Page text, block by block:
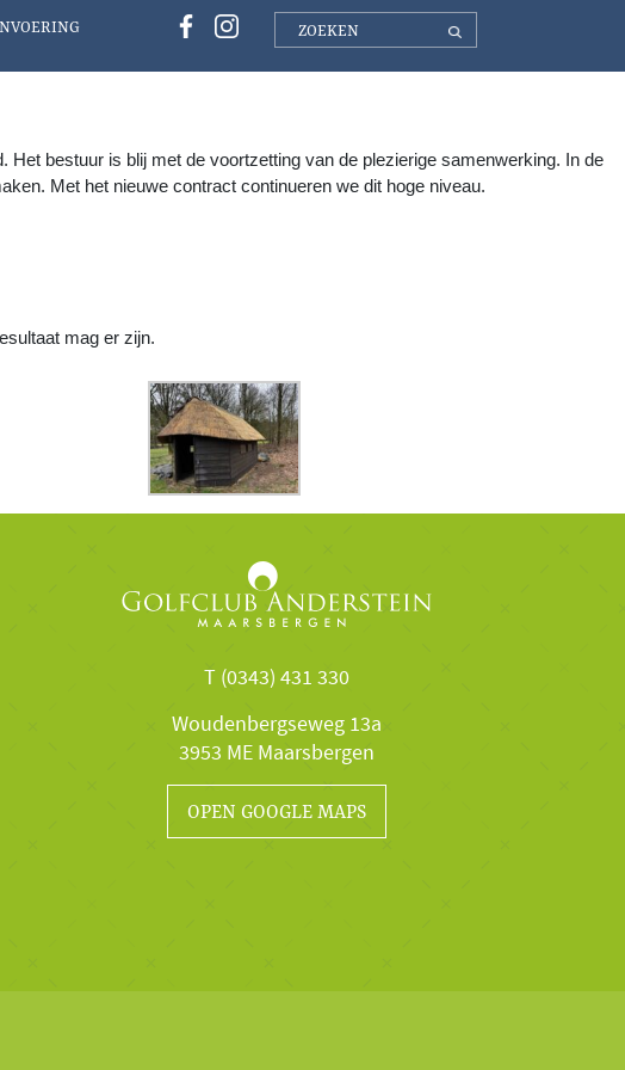
bestuur is blij met de voortzetting van de plezierige samenwerking. In de
Met het nieuwe contract continueren we dit hoge niveau.
mag er zijn.
T (0343) 431 330
Woudenbergseweg 13a
3953 ME Maarsbergen
OPEN GOOGLE MAPS